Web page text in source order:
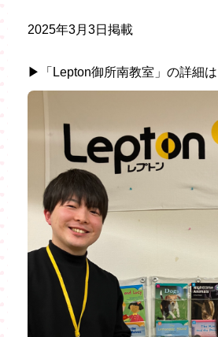
2025年3月3日掲載
▶「Lepton御所南教室」の詳細は